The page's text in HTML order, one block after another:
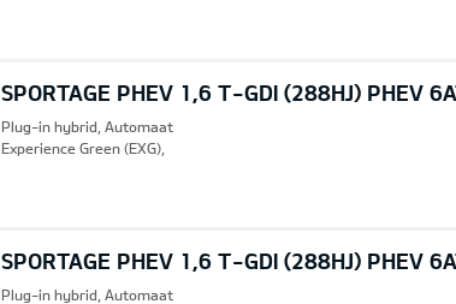
SPORTAGE PHEV 1,6 T-GDI (288HJ) PHEV
Plug-in hybrid, Automaat
Experience Green (EXG),
SPORTAGE PHEV 1,6 T-GDI (288HJ) PHEV
Plug-in hybrid, Automaat